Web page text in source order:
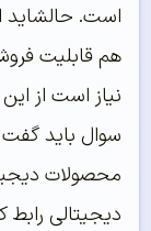
است. حالشاید
هم قابلیت
نیاز است از
سوال باید گفت
محصولات
دیجیتالی